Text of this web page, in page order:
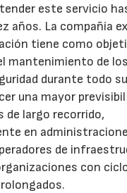
este servicio
años. La compañía
tiene como
mantenimiento de
durante todo
una mayor
de largo recorrido,
en
de
con